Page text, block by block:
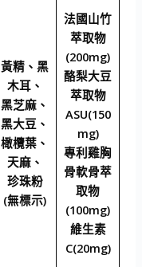
黃精、黑
木耳、
黑芝麻、
黑大豆、
橄欖葉、
天麻、
珍珠粉
(無標示)
法國山竹
萃取物
(200mg)
酪梨大豆
萃取物
ASU(150
mg)
專利雞胸
骨軟骨萃
取物
(100mg)
維生素
C(20mg)